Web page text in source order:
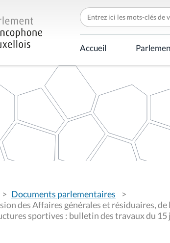
C
h
e
r
c
h
r
p
Accueil
Documents parlementaires
des Affaires générales et résiduaires, de
sportives : bulletin des travaux du 15